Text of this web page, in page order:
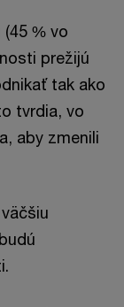
% vo
prežijú
tak ako
tvrdia, vo
aby zmenili